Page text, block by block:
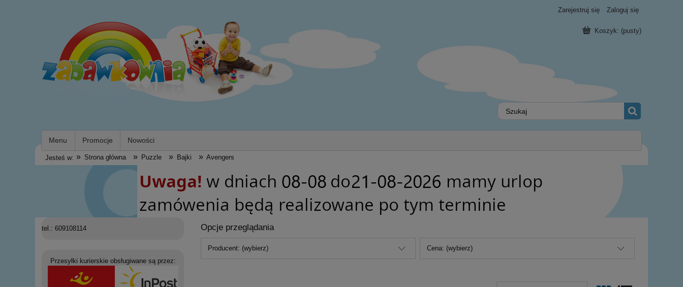
Zarejestruj się Zaloguj się
Koszyk: (pusty)
Menu Promocje Nowości
Jesteś w: » Strona główna » Puzzle » Bajki » Avengers
tel.: 609108114
Przesyłki kurierskie obsługiwane są przez:
Opcje przeglądania
Producent: (wybierz) Cena: (wybierz)